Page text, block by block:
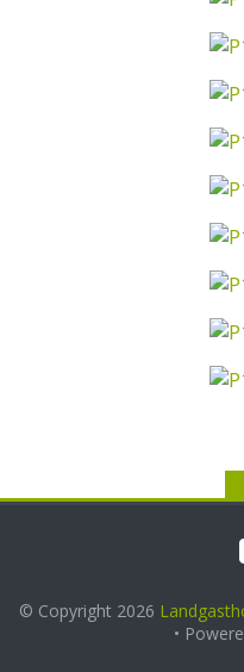
© Copyright 2026
•